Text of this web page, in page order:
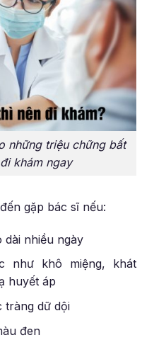
những triệu chững bất
khám ngay
gặp bác sĩ nếu:
dài nhiều ngày
như khô miệng, khát
huyết áp
tràng dữ dội
đen